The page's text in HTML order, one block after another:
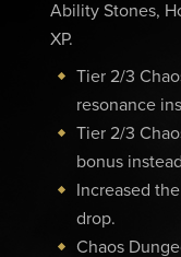
Ability Stones,
XP.
Tier 2/3
resonance
Tier 2/3
bonus
Increased
drop.
Chaos